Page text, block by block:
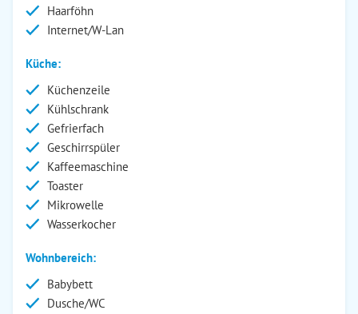
Haarföhn
Internet/W-Lan
Küche:
Küchenzeile
Kühlschrank
Gefrierfach
Geschirrspüler
Kaffeemaschine
Toaster
Mikrowelle
Wasserkocher
Wohnbereich:
Babybett
Dusche/WC